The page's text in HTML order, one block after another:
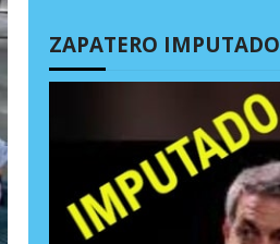
ZAPATERO IMPUTADO